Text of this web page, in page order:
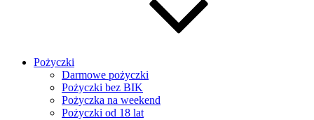
Pożyczki
Darmowe pożyczki
Pożyczki bez BIK
Pożyczka na weekend
Pożyczki od 18 lat